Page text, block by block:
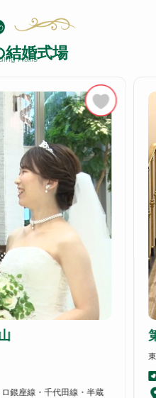
Halls
結婚式場
銀座線・千代田線・半蔵